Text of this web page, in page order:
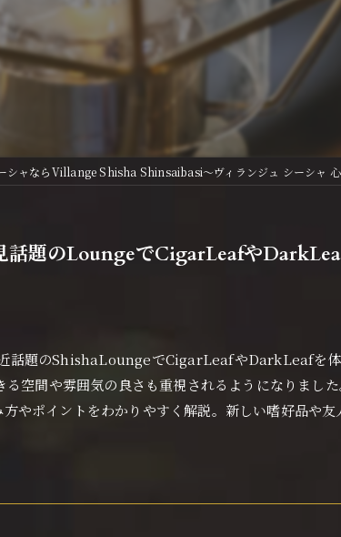
シャならVillange Shisha Shinsaibasi〜ヴィランジュ シーシャ
話題のLoungeでCigarLeafや
話題のShishaLoungeでCigarLeafやDarkLeafを体
る空間や雰囲気の良さも重視されるようになりま
やポイントをわかりやすく解説。新しい嗜好品や